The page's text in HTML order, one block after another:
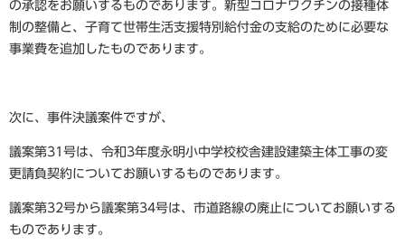
の承認をお願いするものであります。新型コロナワクチンの接種体
制の整備と、子育て世帯生活支援特別給付金の支給のために必要な
事業費を追加したものであります。
次に、事件決議案件ですが、
議案第31号は、令和3年度永明小中学校校舎建設建築主体工事の変
更請負契約についてお願いするものであります。
議案第32号から議案第34号は、市道路線の廃止についてお願いする
ものであります。